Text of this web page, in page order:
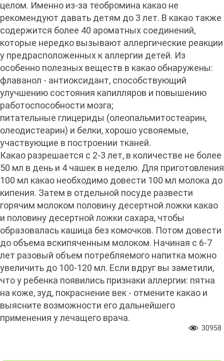
целом. Именно из-за теобромина какао не
рекомендуют давать детям до 3 лет. В какао также
содержится более 40 ароматных соединений,
которые нередко вызывают аллергические реакции
у предрасположенных к аллергии детей. Из
особенно полезных веществ в какао обнаружены:
флаванол - антиоксидант, способствующий
улучшению состояния капилляров и повышению
работоспособности мозга;
питательные глицериды (олеопальмитостеарин,
олеодистеарин) и белки, хорошо усвояемые,
участвующие в построении тканей.
Какао разрешается с 2-3 лет, в количестве не более
50 мл в день и 4 чашек в неделю. Для приготовления
100 мл какао необходимо довести 100 мл молока до
кипения. Затем в отдельной посуде развести
горячим молоком половину десертной ложки какао
и половину десертной ложки сахара, чтобы
образовалась кашица без комочков. Потом довести
до объема вскипяченным молоком. Начиная с 6-7
лет разовый объем потребляемого напитка можно
увеличить до 100-120 мл. Если вдруг вы заметили,
что у ребенка появились признаки аллергии: пятна
на коже, зуд, покраснение век - отмените какао и
выясните возможности его дальнейшего
применения у лечащего врача.
30958